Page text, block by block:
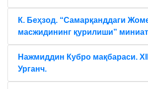
К. Беҳзод. “Самарқанддаги
масжидининг қурилиши”
Нажмиддин Кубро мақбараси.
Урганч.